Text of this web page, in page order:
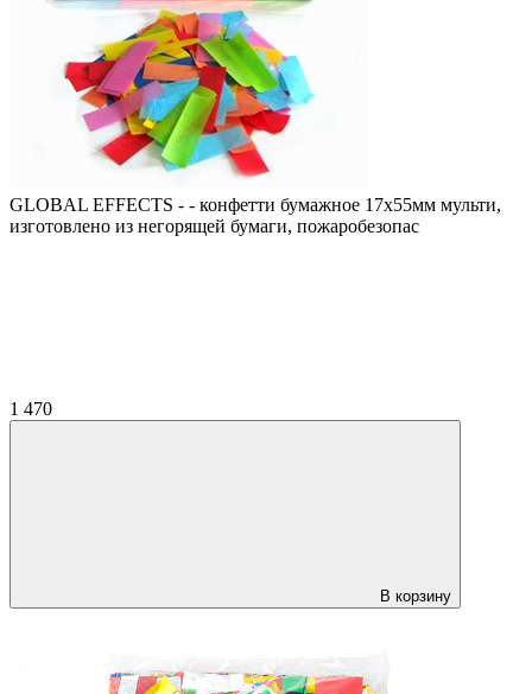
GLOBAL EFFECTS - - конфетти бумажное 17х55мм мульти,
изготовлено из негорящей бумаги, пожаробезопас
1 470
В корзину